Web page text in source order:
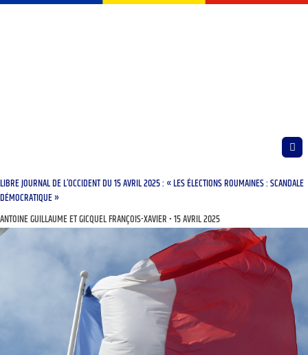
LIBRE JOURNAL DE L’OCCIDENT DU 15 AVRIL 2025 : « LES ÉLECTIONS ROUMAINES : SCANDALE
DÉMOCRATIQUE »
ANTOINE GUILLAUME ET GICQUEL FRANÇOIS-XAVIER 15 AVRIL 2025